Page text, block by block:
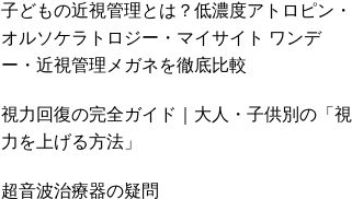
子どもの近視管理とは？低濃度アトロピン・
オルソケラトロジー・マイサイト ワンデ
ー・近視管理メガネを徹底比較
視力回復の完全ガイド｜大人・子供別の「視
力を上げる方法」
超音波治療器の疑問